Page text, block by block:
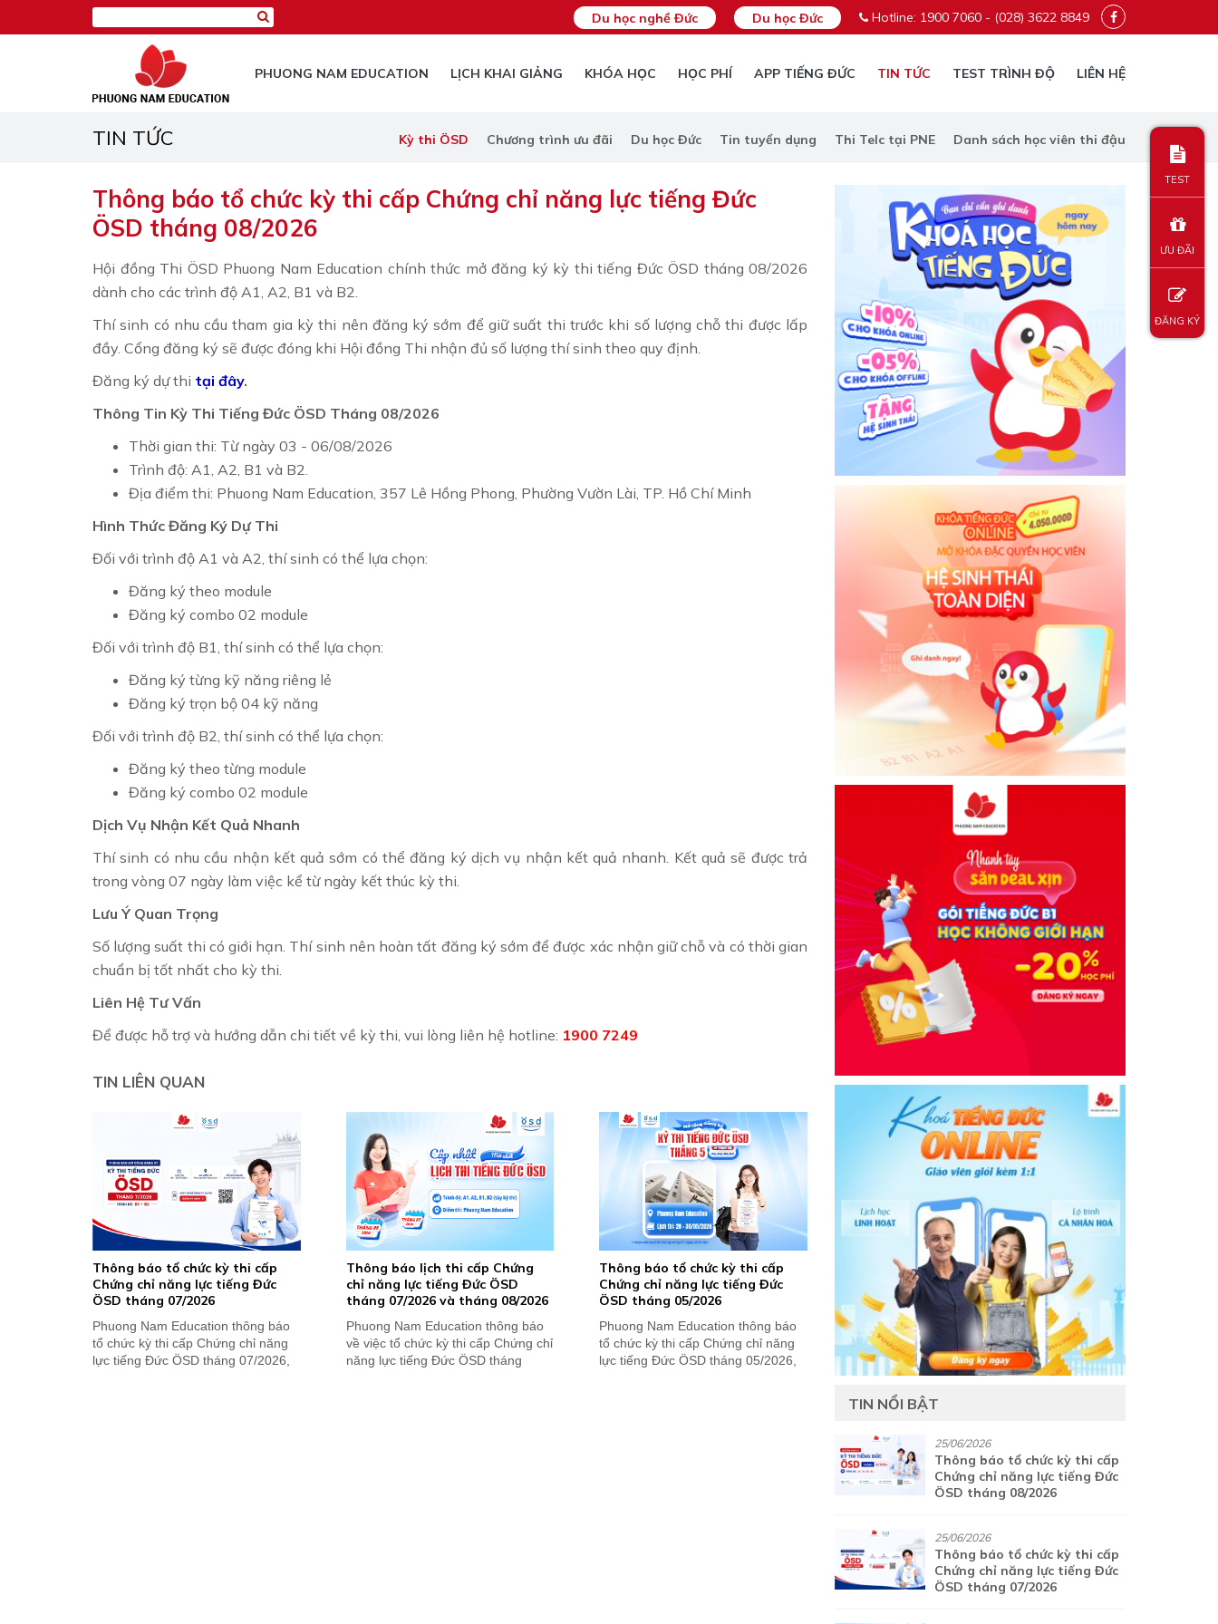
Du học nghề Đức Du học Đức Hotline: 1900 7060 - (028) 3622 8849
PHUONG NAM EDUCATION LỊCH KHAI GIẢNG KHÓA HỌC HỌC PHÍ APP TIẾNG ĐỨC TIN TỨC TEST TRÌNH ĐỘ LIÊN HỆ
TIN TỨC Kỳ thi ÖSD Chương trình ưu đãi Du học Đức Tin tuyển dụng Thi Telc tại PNE Danh sách học viên thi đậu
Thông báo tổ chức kỳ thi cấp Chứng chỉ năng lực tiếng Đức
ÖSD tháng 08/2026
Hội đồng Thi ÖSD Phuong Nam Education chính thức mở đăng ký kỳ thi tiếng Đức ÖSD tháng 08/2026
dành cho các trình độ A1, A2, B1 và B2.
Thí sinh có nhu cầu tham gia kỳ thi nên đăng ký sớm để giữ suất thi trước khi số lượng chỗ thi được lấp
đầy. Cổng đăng ký sẽ được đóng khi Hội đồng Thi nhận đủ số lượng thí sinh theo quy định.
Đăng ký dự thi tại đây.
Thông Tin Kỳ Thi Tiếng Đức ÖSD Tháng 08/2026
Thời gian thi: Từ ngày 03 - 06/08/2026
Trình độ: A1, A2, B1 và B2.
Địa điểm thi: Phuong Nam Education, 357 Lê Hồng Phong, Phường Vườn Lài, TP. Hồ Chí Minh
Hình Thức Đăng Ký Dự Thi
Đối với trình độ A1 và A2, thí sinh có thể lựa chọn:
Đăng ký theo module
Đăng ký combo 02 module
Đối với trình độ B1, thí sinh có thể lựa chọn:
Đăng ký từng kỹ năng riêng lẻ
Đăng ký trọn bộ 04 kỹ năng
Đối với trình độ B2, thí sinh có thể lựa chọn:
Đăng ký theo từng module
Đăng ký combo 02 module
Dịch Vụ Nhận Kết Quả Nhanh
Thí sinh có nhu cầu nhận kết quả sớm có thể đăng ký dịch vụ nhận kết quả nhanh. Kết quả sẽ được trả
trong vòng 07 ngày làm việc kể từ ngày kết thúc kỳ thi.
Lưu Ý Quan Trọng
Số lượng suất thi có giới hạn. Thí sinh nên hoàn tất đăng ký sớm để được xác nhận giữ chỗ và có thời gian
chuẩn bị tốt nhất cho kỳ thi.
Liên Hệ Tư Vấn
Để được hỗ trợ và hướng dẫn chi tiết về kỳ thi, vui lòng liên hệ hotline: 1900 7249
TIN LIÊN QUAN
Thông báo tổ chức kỳ thi cấp
Chứng chỉ năng lực tiếng Đức
ÖSD tháng 07/2026
Phuong Nam Education thông báo
tổ chức kỳ thi cấp Chứng chỉ năng
lực tiếng Đức ÖSD tháng 07/2026,
Thông báo lịch thi cấp Chứng
chỉ năng lực tiếng Đức ÖSD
tháng 07/2026 và tháng 08/2026
Phuong Nam Education thông báo
về việc tổ chức kỳ thi cấp Chứng chỉ
năng lực tiếng Đức ÖSD tháng
Thông báo tổ chức kỳ thi cấp
Chứng chỉ năng lực tiếng Đức
ÖSD tháng 05/2026
Phuong Nam Education thông báo
tổ chức kỳ thi cấp Chứng chỉ năng
lực tiếng Đức ÖSD tháng 05/2026,
TIN NỔI BẬT
25/06/2026
Thông báo tổ chức kỳ thi cấp
Chứng chỉ năng lực tiếng Đức
ÖSD tháng 08/2026
25/06/2026
Thông báo tổ chức kỳ thi cấp
Chứng chỉ năng lực tiếng Đức
ÖSD tháng 07/2026
TEST
ƯU ĐÃI
ĐĂNG KÝ